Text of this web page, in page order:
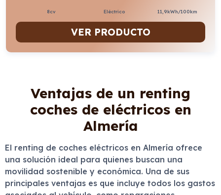
8cv Eléctrico 11,9kWh/100km
VER PRODUCTO
Ventajas de un renting
coches de eléctricos en
Almería
El renting de coches eléctricos en Almería ofrece
una solución ideal para quienes buscan una
movilidad sostenible y económica. Una de sus
principales ventajas es que incluye todos los gastos